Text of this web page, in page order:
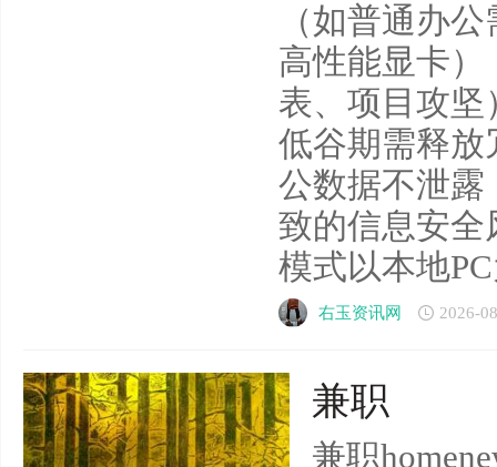
（如普通办
高性能显卡
表、项目攻
低谷期需释放
公数据不泄露
致的信息安全
模式以本地
右玉资讯网 2026-
兼职
兼职